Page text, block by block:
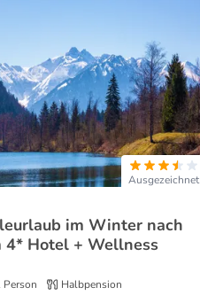
Ausgezeichnet
im Winter nach
4* Hotel + Wellness
Person Halbpension